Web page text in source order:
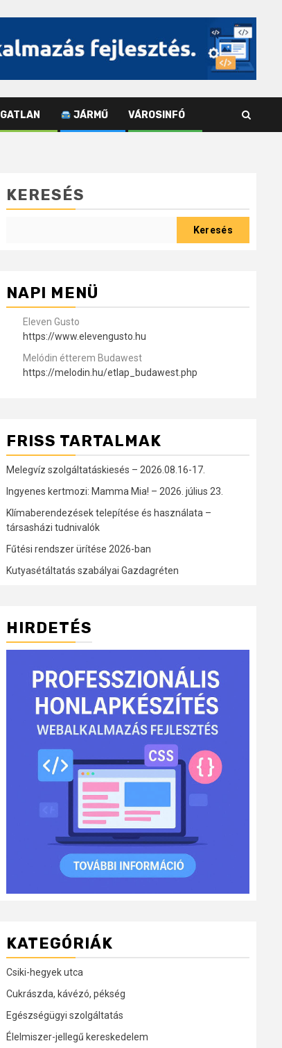
JÁRMŰ VÁROSINFÓ
KERESÉS
Keresés
NAPI MENÜ
Eleven Gusto
https://www.elevengusto.hu
Melódin étterem Budawest
https://melodin.hu/etlap_budawest.php
FRISS TARTALMAK
Melegvíz szolgáltatáskiesés – 2026.08.16-17.
Ingyenes kertmozi: Mamma Mia! – 2026. július 23.
Klímaberendezések telepítése és használata –
társasházi tudnivalók
Fűtési rendszer ürítése 2026-ban
Kutyasétáltatás szabályai Gazdagréten
HIRDETÉS
KATEGÓRIÁK
Csiki-hegyek utca
Cukrászda, kávézó, pékség
Egészségügyi szolgáltatás
Élelmiszer-jellegű kereskedelem